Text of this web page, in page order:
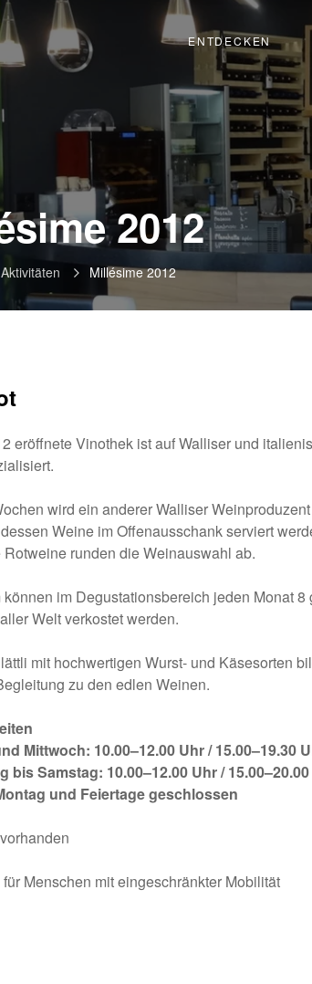
ENTDECKEN
2012
Aktivitäten Millésime 2012
eröffnete Vinothek ist auf Walliser und
wird ein anderer Walliser Weinproduzent
Weine im Offenausschank serviert
runden die Weinauswahl ab.
im Degustationsbereich jeden Monat 8
Welt verkostet werden.
mit hochwertigen Wurst- und Käsesorten
zu den edlen Weinen.
Mittwoch: 10.00–12.00 Uhr / 15.00–19.30
bis Samstag: 10.00–12.00 Uhr /
und Feiertage geschlossen
Menschen mit eingeschränkter Mobilität